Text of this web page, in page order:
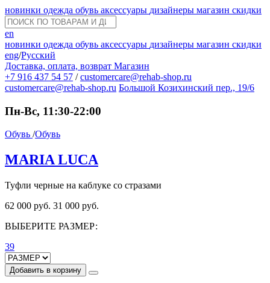
новинки одежда обувь аксессуары дизайнеры магазин скидки
en
новинки одежда обувь аксессуары дизайнеры магазин скидки
eng/Русский
Доставка, оплата, возврат Магазин
+7 916 437 54 57 / customercare@rehab-shop.ru
customercare@rehab-shop.ru Большой Козихинский пер., 19/6
Пн-Вс, 11:30-22:00
Обувь /Обувь
MARIA LUCA
Туфли черные на каблуке со стразами
62 000 руб. 31 000 руб.
ВЫБЕРИТЕ РАЗМЕР:
39
Добавить в корзину